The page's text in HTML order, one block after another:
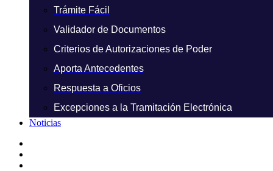
Trámite Fácil
Validador de Documentos
Criterios de Autorizaciones de Poder
Aporta Antecedentes
Respuesta a Oficios
Excepciones a la Tramitación Electrónica
Noticias